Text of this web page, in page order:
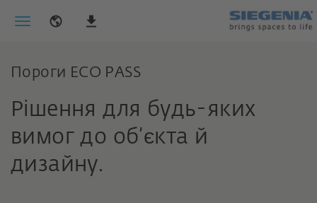
Пороги ECO PASS
Рішення для будь-яких
вимог до об’єкта й
дизайну.